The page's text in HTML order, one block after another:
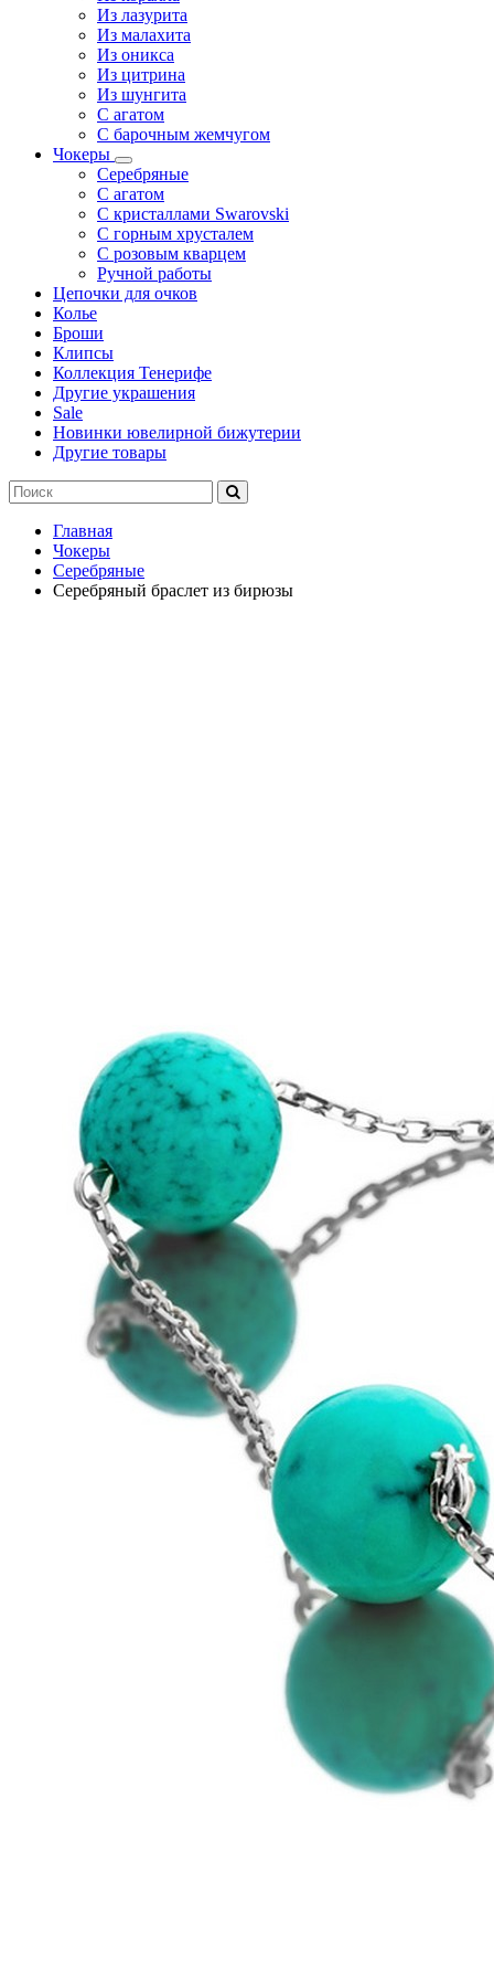
Из лазурита
Из малахита
Из оникса
Из цитрина
Из шунгита
С агатом
С барочным жемчугом
Чокеры
Серебряные
С агатом
С кристаллами Swarovski
С горным хрусталем
С розовым кварцем
Ручной работы
Цепочки для очков
Колье
Броши
Клипсы
Коллекция Тенерифе
Другие украшения
Sale
Новинки ювелирной бижутерии
Другие товары
Главная
Чокеры
Серебряные
Серебряный браслет из бирюзы